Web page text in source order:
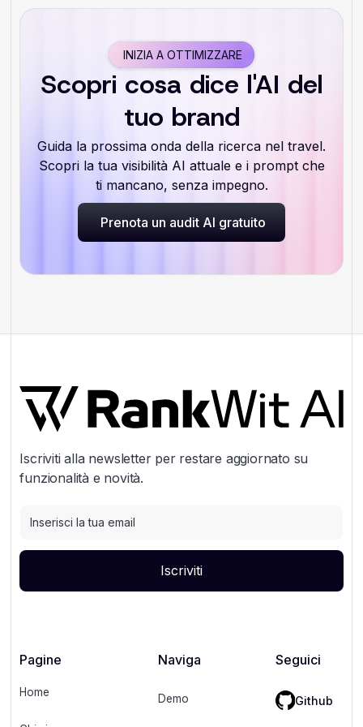
INIZIA A OTTIMIZZARE
Scopri cosa dice l'AI del
tuo brand
Guida la prossima onda della ricerca nel travel.
Scopri la tua visibilità AI attuale e i prompt che
ti mancano, senza impegno.
Prenota un audit AI gratuito
Prenota un audit AI gratuito
Iscriviti alla newsletter per restare aggiornato su
funzionalità e novità.
Pagine
Home
Naviga
Demo
Seguici
Github